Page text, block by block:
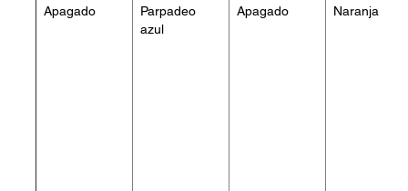
Apagado
Parpadeo
azul
Apagado Naranja